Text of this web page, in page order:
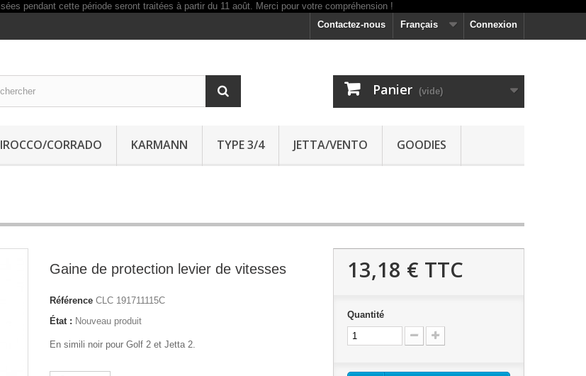
Connexion
Français
Contactez-nous
Panier (vide)
CORRADO KARMANN TYPE 3/4 JETTA/VENTO GOODIES
Gaine de protection levier de vitesses
Référence CLC 191711115C
État : Nouveau produit
En simili noir pour Golf 2 et Jetta 2.
13,18 € TTC
Quantité